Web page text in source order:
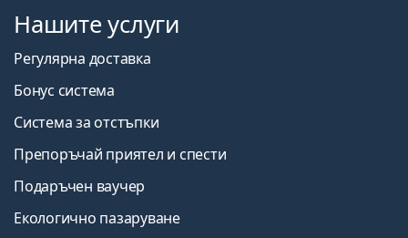
Нашите услуги
Регулярна доставка
Бонус система
Система за отстъпки
Препоръчай приятел и спести
Подаръчен ваучер
Екологично пазаруване